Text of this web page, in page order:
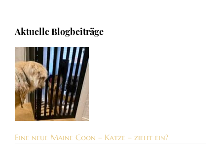
Aktuelle Blogbeiträge
Eine neue Maine Coon – Katze – zieht ein?